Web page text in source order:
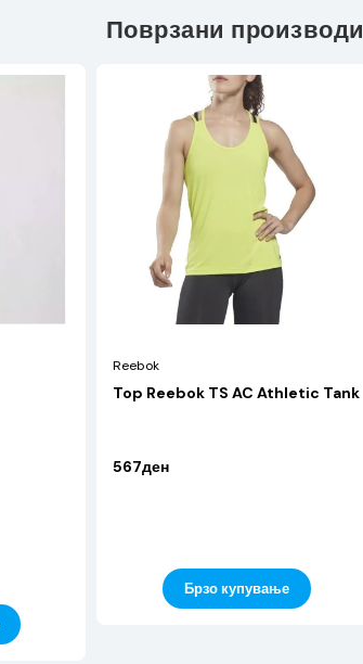
Поврзани производи
Reebok
Top Reebok TS AC Athletic Tank
567ден
Брзо купување